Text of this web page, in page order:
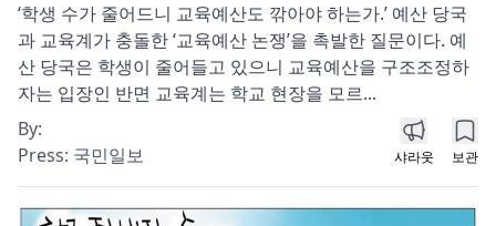
‘학생 수가 줄어드니 교육예산도 깎아야 하는가.’ 예산 당국
과 교육계가 충돌한 ‘교육예산 논쟁’을 촉발한 질문이다. 예
산 당국은 학생이 줄어들고 있으니 교육예산을 구조조정하
자는 입장인 반면 교육계는 학교 현장을 모르...
By:
Press: 국민일보 샤라웃 보관